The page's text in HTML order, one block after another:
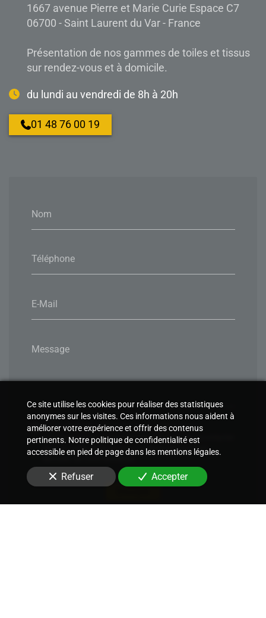
Nom
Téléphone
E-Mail
Message
En soumettant ce formulaire, j'accepte que les
informations saisies soient utilisées pour me recontacter
dans le cadre de la relation commerciale qui peut
découler de cette demande.
1667 avenue Pierre et Marie Curie Espace C7
06700 - Saint Laurent du Var - France
Présentation de nos gammes de toiles et tissus
sur rendez-vous et à domicile.
du lundi au vendredi de 8h à 20h
01 48 76 00 19
Ce site utilise les cookies pour réaliser des statistiques
anonymes sur les visites. Ces informations nous aident à
améliorer votre expérience et offrir des contenus
pertinents. Notre politique de confidentialité est
accessible en pied de page dans les mentions légales.
Refuser Accepter